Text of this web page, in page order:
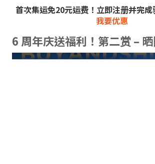
首次集运免20元运费！立即注册并完成
我要优惠
6 周年庆送福利！第二赏 –